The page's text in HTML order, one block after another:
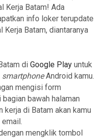
Kerja Batam! Ada
info loker terupdate
Batam, diantaranya
di Google Playuntuk
smartphoneAndroid kamu.
mengisi form
bawah halaman
di Batam akan kamu
mengklik tombol